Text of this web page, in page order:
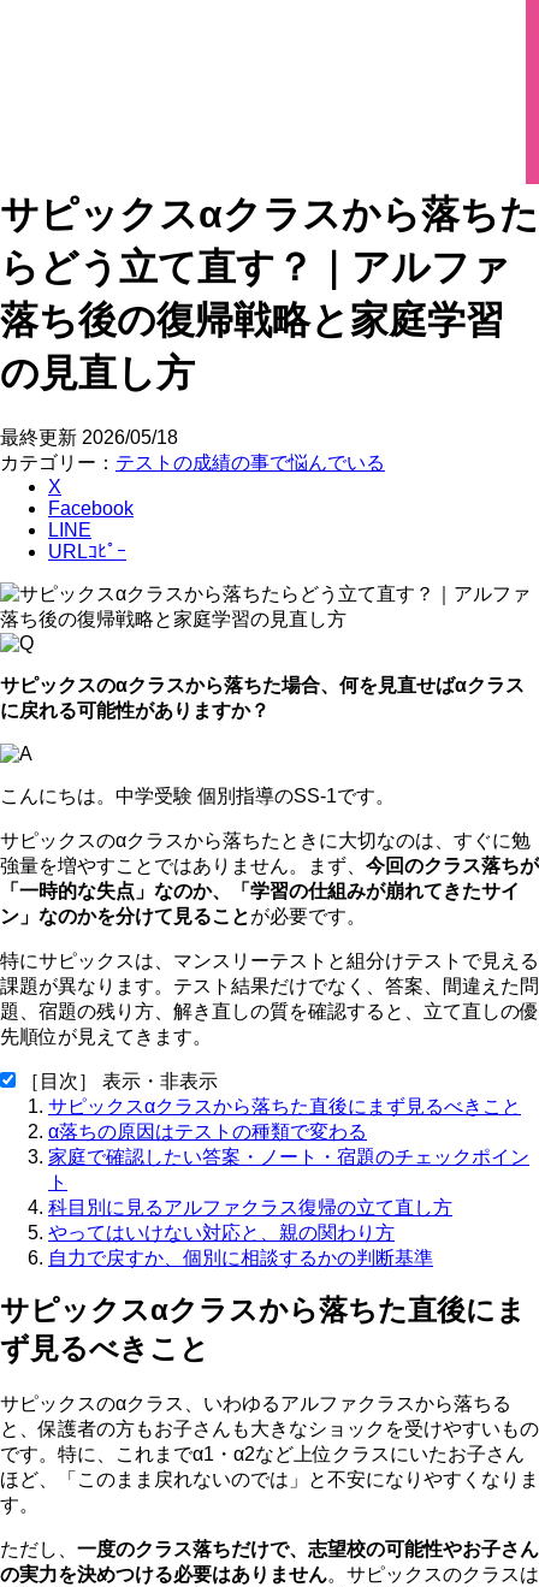
サピックスαクラスから落ちた
らどう立て直す？｜アルファ
落ち後の復帰戦略と家庭学習
の見直し方
最終更新 2026/05/18
カテゴリー： テストの成績の事で悩んでいる
X
Facebook
LINE
URLｺﾋﾟｰ
サピックスのαクラスから落ちた場合、何を見直せばαクラス
に戻れる可能性がありますか？
こんにちは。中学受験 個別指導のSS-1です。
サピックスのαクラスから落ちたときに大切なのは、すぐに勉
強量を増やすことではありません。まず、 今回のクラス落ちが
「一時的な失点」なのか、「学習の仕組みが崩れてきたサイ
ン」なのかを分けて見ることが必要です。
特にサピックスは、マンスリーテストと組分けテストで見える
課題が異なります。テスト結果だけでなく、答案、間違えた問
題、宿題の残り方、解き直しの質を確認すると、立て直しの優
先順位が見えてきます。
［目次］ 表示・非表示
サピックスαクラスから落ちた直後にまず見るべきこと
α落ちの原因はテストの種類で変わる
家庭で確認したい答案・ノート・宿題のチェックポイン
ト
科目別に見るアルファクラス復帰の立て直し方
やってはいけない対応と、親の関わり方
自力で戻すか、個別に相談するかの判断基準
サピックスαクラスから落ちた直後にま
ず見るべきこと
サピックスのαクラス、いわゆるアルファクラスから落ちる
と、保護者の方もお子さんも大きなショックを受けやすいもの
です。特に、これまでα1・α2など上位クラスにいたお子さん
ほど、「このまま戻れないのでは」と不安になりやすくなりま
す。
ただし、 一度のクラス落ちだけで、志望校の可能性やお子さん
の実力を決めつける必要はありません。サピックスのクラスは